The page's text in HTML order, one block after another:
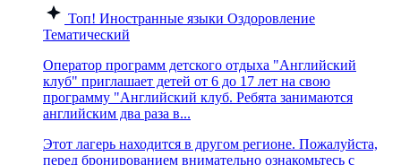
Топ! Иностранные языки Оздоровление
Тематический
Оператор программ детского отдыха "Английский
клуб" приглашает детей от 6 до 17 лет на свою
программу "Английский клуб. Ребята занимаются
английским два раза в...
Этот лагерь находится в другом регионе. Пожалуйста,
перед бронированием внимательно ознакомьтесь с